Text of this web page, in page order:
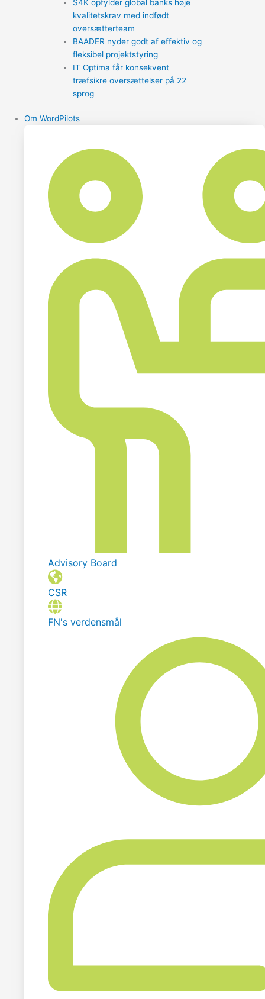
S4K opfylder global banks høje
kvalitetskrav med indfødt
oversætterteam
BAADER nyder godt af effektiv og
fleksibel projektstyring
IT Optima får konsekvent
træfsikre oversættelser på 22
sprog
Om WordPilots
Advisory Board
CSR
FN's verdensmål